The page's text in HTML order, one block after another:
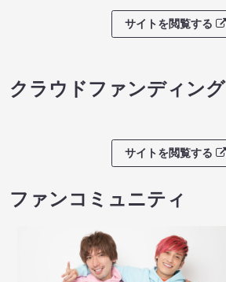
サイトを閲覧する
クラウドファンディング
サイトを閲覧する
ファンコミュニティ